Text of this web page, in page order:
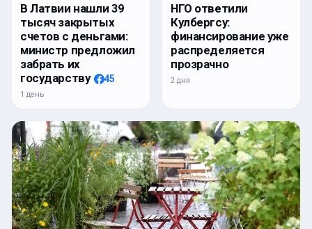
В Латвии нашли 39
тысяч закрытых
счетов с деньгами:
министр предложил
забрать их
государству
45
1 день
НГО ответили
Кулбергсу:
финансирование уже
распределяется
прозрачно
2 дня